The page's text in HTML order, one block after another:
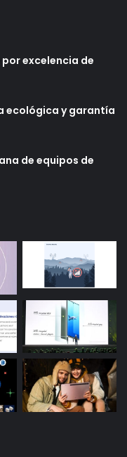
excelencia de
ecológica y garantía
de equipos de